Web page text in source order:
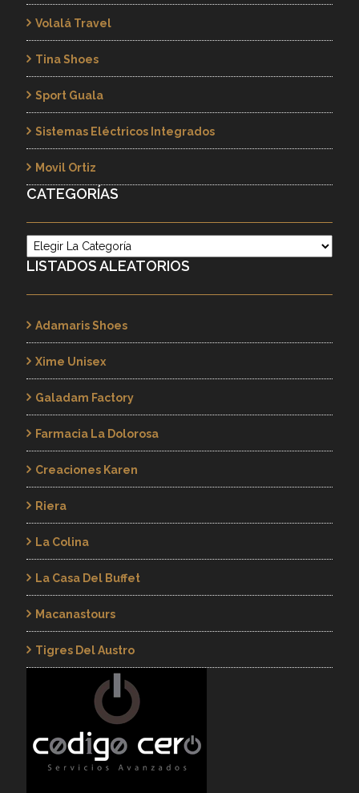
Volalá Travel
Tina Shoes
Sport Guala
Sistemas Eléctricos Integrados
Movil Ortiz
CATEGORÍAS
Categorías
LISTADOS ALEATORIOS
Adamaris Shoes
Xime Unisex
Galadam Factory
Farmacia La Dolorosa
Creaciones Karen
Riera
La Colina
La Casa Del Buffet
Macanastours
Tigres Del Austro